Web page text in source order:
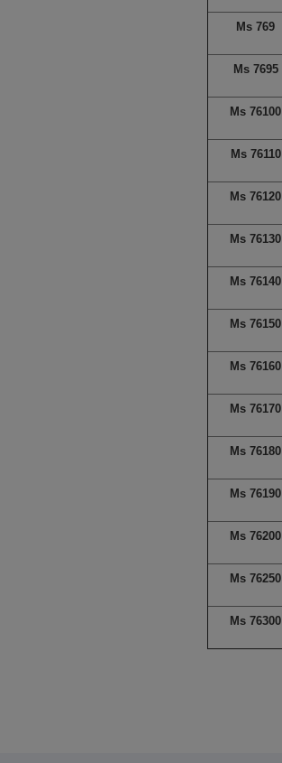
Ms 769
Ms 7695
Ms 76100
Ms 76110
Ms 76120
Ms 76130
Ms 76140
Ms 76150
Ms 76160
Ms 76170
Ms 76180
Ms 76190
Ms 76200
Ms 76250
Ms 76300